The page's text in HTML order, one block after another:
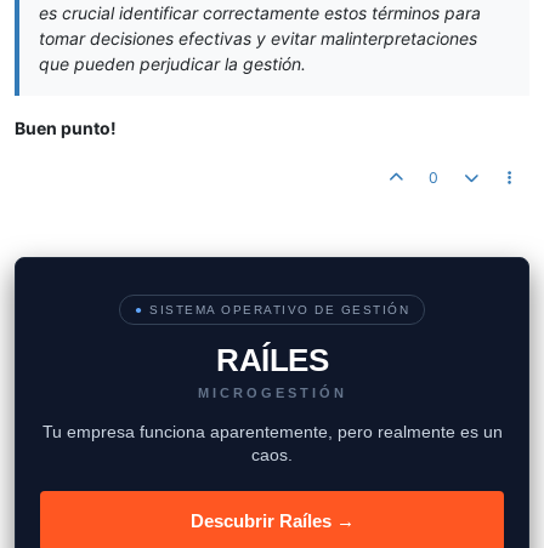
es crucial identificar correctamente estos términos para
tomar decisiones efectivas y evitar malinterpretaciones
que pueden perjudicar la gestión.
Buen punto!
0
● SISTEMA OPERATIVO DE GESTIÓN
RAÍLES
MICROGESTIÓN
Tu empresa funciona aparentemente, pero realmente es un
caos.
Descubrir Raíles →